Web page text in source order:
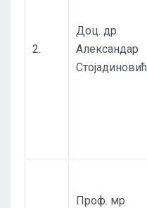
2.
Доц. др
Александар
Стојадиновић
Проф. мр